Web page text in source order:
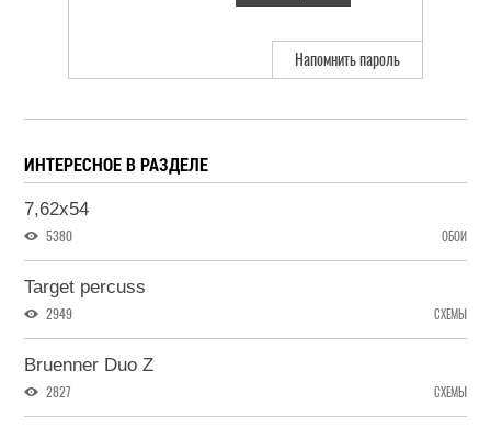
Напомнить пароль
ИНТЕРЕСНОЕ В РАЗДЕЛЕ
7,62x54
5380 ОБОИ
Target percuss
2949 СХЕМЫ
Bruenner Duo Z
2827 СХЕМЫ